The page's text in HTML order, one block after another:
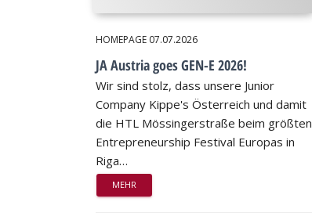
HOMEPAGE 07.07.2026
JA Austria goes GEN-E 2026!
Wir sind stolz, dass unsere Junior
Company Kippe's Österreich und damit
die HTL Mössingerstraße beim größten
Entrepreneurship Festival Europas in
Riga…
MEHR